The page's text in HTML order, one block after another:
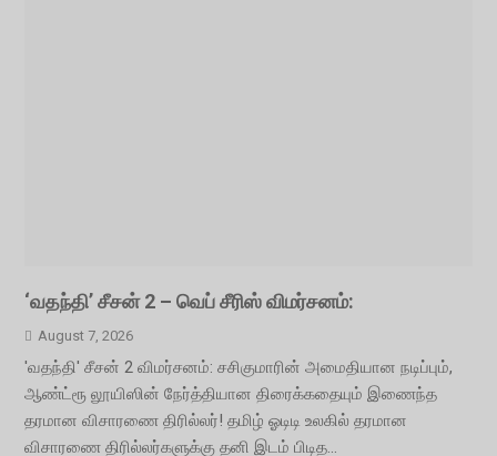
‘வதந்தி’ சீசன் 2 – வெப் சீரிஸ் விமர்சனம்:
August 7, 2026
'வதந்தி' சீசன் 2 விமர்சனம்: சசிகுமாரின் அமைதியான நடிப்பும்,
ஆண்ட்ரூ லூயிஸின் நேர்த்தியான திரைக்கதையும் இணைந்த
தரமான விசாரணை திரில்லர்! தமிழ் ஓடிடி உலகில் தரமான
விசாரணை திரில்லர்களுக்கு தனி இடம் பிடித...